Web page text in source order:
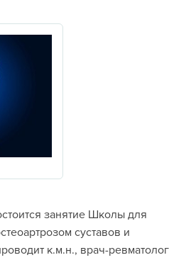
занятие Школы для
суставов и
к.м.н., врач-ревматолог